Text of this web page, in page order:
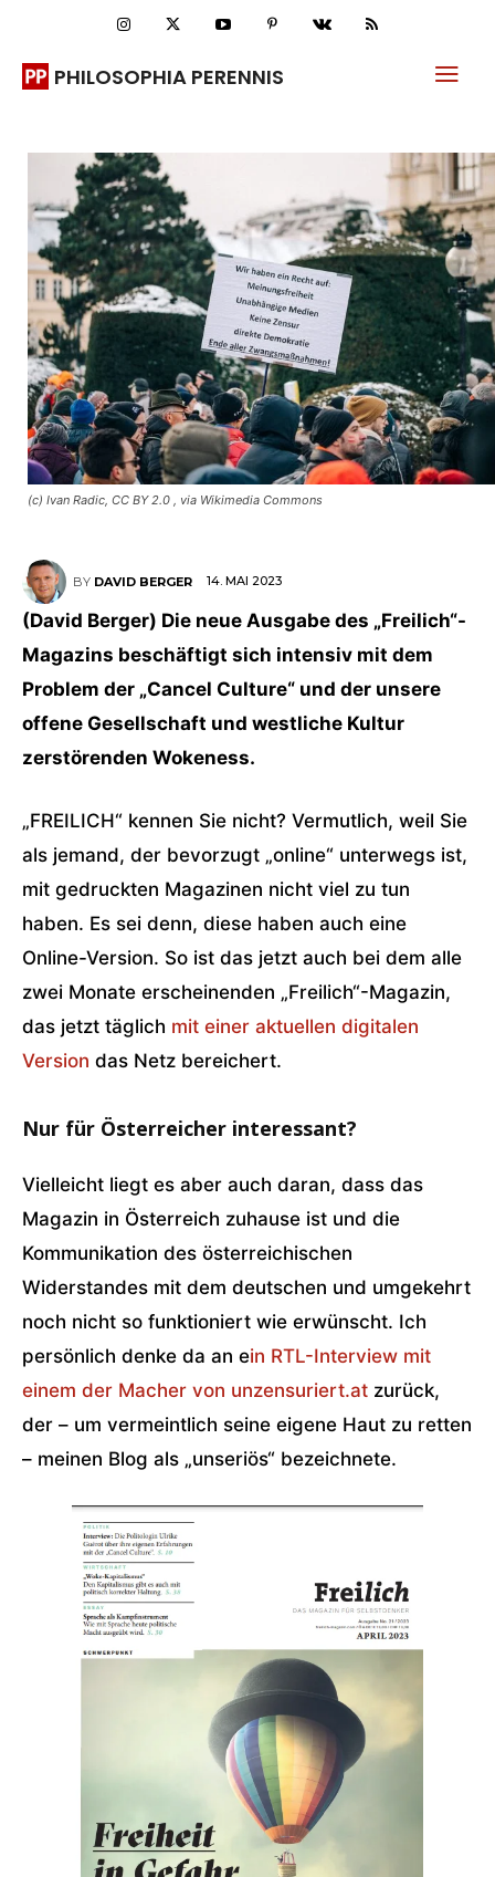
PHILOSOPHIA PERENNIS
(c) Ivan Radic, CC BY 2.0 , via Wikimedia Commons
BY DAVID BERGER 14. MAI 2023
(David Berger) Die neue Ausgabe des „Freilich“-
Magazins beschäftigt sich intensiv mit dem
Problem der „Cancel Culture“ und der unsere
offene Gesellschaft und westliche Kultur
zerstörenden Wokeness.
„FREILICH“ kennen Sie nicht? Vermutlich, weil Sie
als jemand, der bevorzugt „online“ unterwegs ist,
mit gedruckten Magazinen nicht viel zu tun
haben. Es sei denn, diese haben auch eine
Online-Version. So ist das jetzt auch bei dem alle
zwei Monate erscheinenden „Freilich“-Magazin,
das jetzt täglich mit einer aktuellen digitalen
Version das Netz bereichert.
Nur für Österreicher interessant?
Vielleicht liegt es aber auch daran, dass das
Magazin in Österreich zuhause ist und die
Kommunikation des österreichischen
Widerstandes mit dem deutschen und umgekehrt
noch nicht so funktioniert wie erwünscht. Ich
persönlich denke da an ein RTL-Interview mit
einem der Macher von unzensuriert.at zurück,
der – um vermeintlich seine eigene Haut zu retten
– meinen Blog als „unseriös“ bezeichnete.